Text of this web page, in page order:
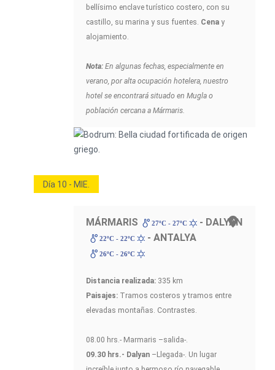
bellísimo enclave turístico costero, con su
castillo, su marina y sus fuentes. Cena y
alojamiento.
Nota: En algunas fechas, especialmente en
verano, por alta ocupación hotelera, nuestro
hotel se encontrará situado en Mugla o
población cercana a Mármaris.
Día 10 - MIE.
MÁRMARIS 27ºC - 27ºC - DALYAN
22ºC - 22ºC - ANTALYA
26ºC - 26ºC
Distancia realizada: 335 km
Paisajes: Tramos costeros y tramos entre
elevadas montañas. Contrastes.
08.00 hrs.- Marmaris –salida-.
09.30 hrs.- Dalyan –Llegada-. Un lugar